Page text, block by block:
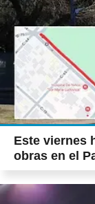
Este viernes
obras en el